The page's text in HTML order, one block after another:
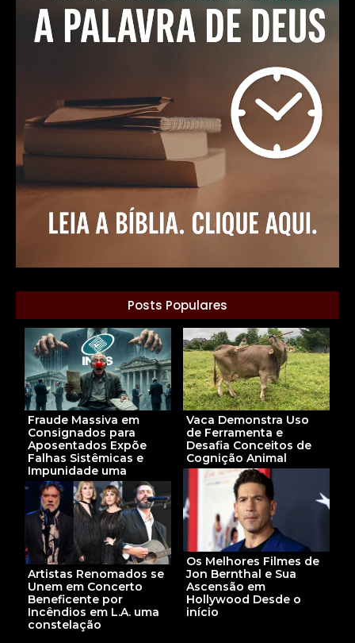
Posts Populares
Fraude Massiva em
Consignados para
Aposentados Expõe
Falhas Sistêmicas e
Impunidade uma
Vaca Demonstra Uso
de Ferramenta e
Desafia Conceitos de
Cognição Animal
Os Melhores Filmes de
Jon Bernthal e Sua
Ascensão em
Hollywood Desde o
início
Artistas Renomados se
Unem em Concerto
Beneficente por
Incêndios em L.A. uma
constelação